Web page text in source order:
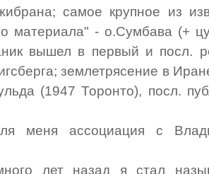
самое крупное из
материала" - о.Сумбава (+
вышел в первый и посл.
землетрясение в
(1947 Торонто), посл.
меня ассоциация с
лет назад я стал